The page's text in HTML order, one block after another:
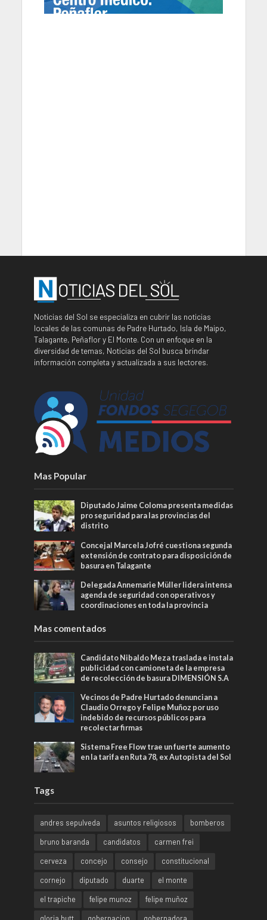
Noticias del Sol se especializa en cubrir las noticias
locales de las comunas de Padre Hurtado, Isla de Maipo,
Talagante, Peñaflor y El Monte. Con un enfoque en la
diversidad de temas, Noticias del Sol busca brindar
información completa y actualizada a sus lectores.
Mas Popular
Diputado Jaime Coloma presenta medidas
pro seguridad para las provincias del
distrito
Concejal Marcela Jofré cuestiona segunda
extensión de contrato para disposición de
basura en Talagante
Delegada Annemarie Müller lidera intensa
agenda de seguridad con operativos y
coordinaciones en toda la provincia
Mas comentados
Candidato Nibaldo Meza traslada e instala
publicidad con camioneta de la empresa
de recolección de basura DIMENSIÓN S.A
Vecinos de Padre Hurtado denuncian a
Claudio Orrego y Felipe Muñoz por uso
indebido de recursos públicos para
recolectar firmas
Sistema Free Flow trae un fuerte aumento
en la tarifa en Ruta 78, ex Autopista del Sol
Tags
andres sepulveda asuntos religiosos
bomberos
bruno baranda
candidatos
carmen frei
cerveza
concejo consejo
constitucional
cornejo
diputado duarte
el monte
el trapiche
felipe munoz
felipe muñoz